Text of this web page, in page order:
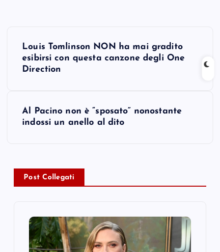
v
Louis Tomlinson NON ha mai gradito
esibirsi con questa canzone degli One
Direction
Al Pacino non è “sposato” nonostante
indossi un anello al dito
Post Collegati